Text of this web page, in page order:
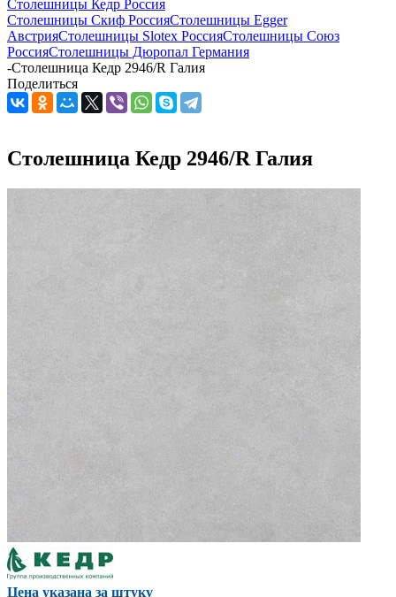
Столешницы Кедр Россия
Столешницы Скиф РоссияСтолешницы Egger
АвстрияСтолешницы Slotex РоссияСтолешницы Союз
РоссияСтолешницы Дюропал Германия
-Столешница Кедр 2946/R Галия
Поделиться
Столешница Кедр 2946/R Галия
Цена указана за штуку